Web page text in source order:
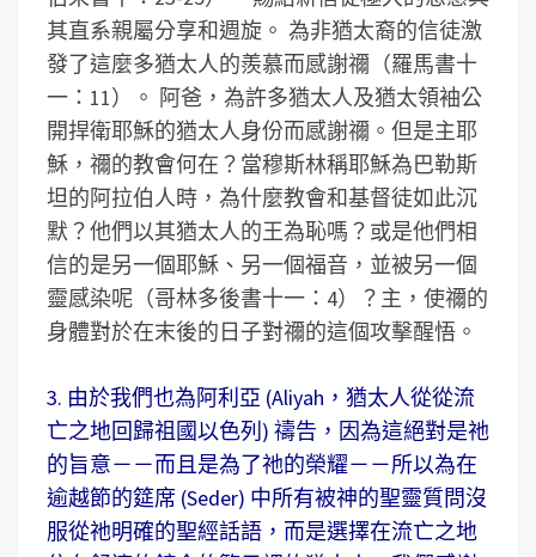
其直系親屬分享和週旋。 為非猶太裔的信徒激
發了這麼多猶太人的羨慕而感謝禰（羅馬書十
一：11）。 阿爸，為許多猶太人及猶太領袖公
開捍衛耶穌的猶太人身份而感謝禰。但是主耶
穌，禰的教會何在？當穆斯林稱耶穌為巴勒斯
坦的阿拉伯人時，為什麼教會和基督徒如此沉
默？他們以其猶太人的王為恥嗎？或是他們相
信的是另一個耶穌、另一個福音，並被另一個
靈感染呢（哥林多後書十一：4）？主，使禰的
身體對於在末後的日子對禰的這個攻擊醒悟。
3. 由於我們也為阿利亞 (Aliyah，猶太人從從流
亡之地回歸祖國以色列) 禱告，因為這絕對是祂
的旨意－－而且是為了祂的榮耀－－所以為在
逾越節的筵席 (Seder) 中所有被神的聖靈質問沒
服從祂明確的聖經話語，而是選擇在流亡之地